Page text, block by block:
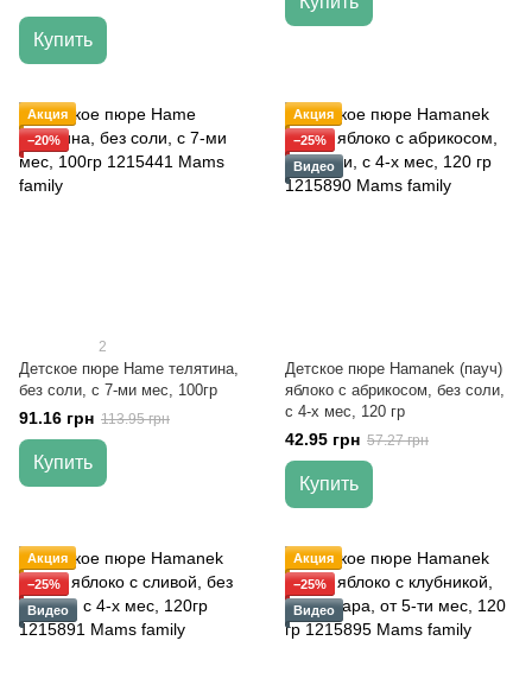
Купить
Акция
−20%
2
Детское пюре Hame телятина,
без соли, с 7-ми мес, 100гр
91.16 грн 113.95 грн
Купить
Акция
−25%
Видео
Детское пюре Hamanek (пауч)
яблоко с абрикосом, без соли,
с 4-х мес, 120 гр
42.95 грн 57.27 грн
Купить
Акция
−25%
Видео
Акция
−25%
Видео